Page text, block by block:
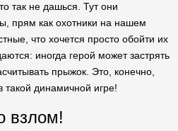
так не дашься. Тут они
прям как охотники на нашем
что хочется просто обойти их
иногда герой может застрять
прыжок. Это, конечно,
динамичной игре!
взлом!